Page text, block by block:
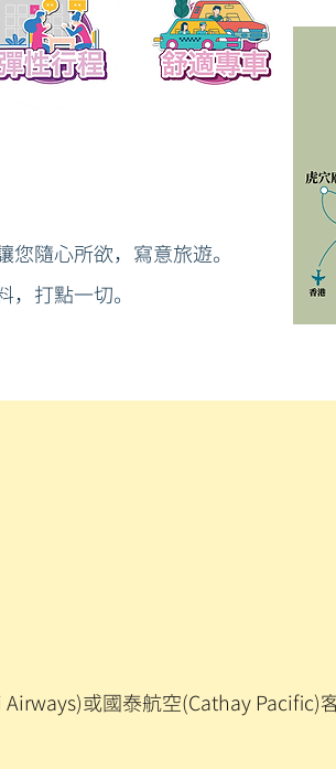
隨心所欲，寫意旅遊。
打點一切。
或國泰航空(Cathay Pacific)